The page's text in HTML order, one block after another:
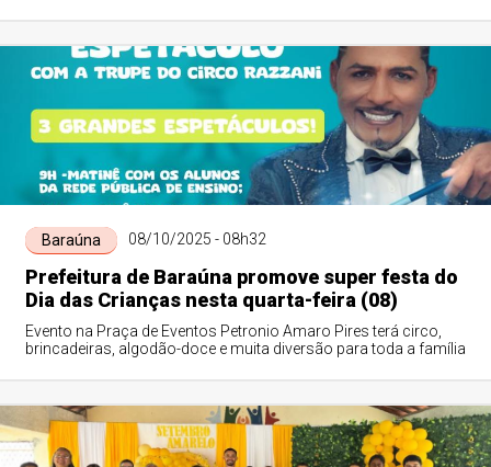
Baraúna 08/10/2025 - 08h32
Prefeitura de Baraúna promove super festa do
Dia das Crianças nesta quarta-feira (08)
Evento na Praça de Eventos Petronio Amaro Pires terá circo,
brincadeiras, algodão-doce e muita diversão para toda a família